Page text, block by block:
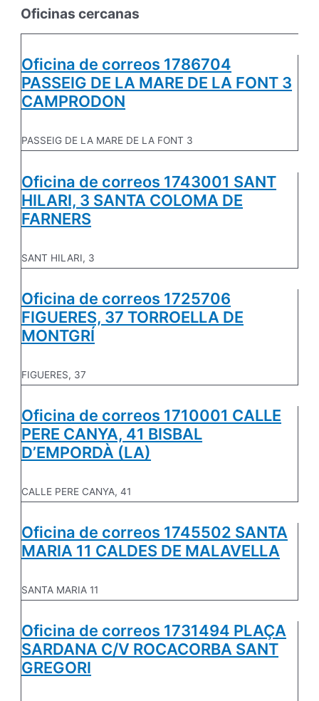
Oficinas cercanas
Oficina de correos 1786704
PASSEIG DE LA MARE DE LA FONT 3
CAMPRODON
PASSEIG DE LA MARE DE LA FONT 3
Oficina de correos 1743001 SANT
HILARI, 3 SANTA COLOMA DE
FARNERS
SANT HILARI, 3
Oficina de correos 1725706
FIGUERES, 37 TORROELLA DE
MONTGRÍ
FIGUERES, 37
Oficina de correos 1710001 CALLE
PERE CANYA, 41 BISBAL
D’EMPORDÀ (LA)
CALLE PERE CANYA, 41
Oficina de correos 1745502 SANTA
MARIA 11 CALDES DE MALAVELLA
SANTA MARIA 11
Oficina de correos 1731494 PLAÇA
SARDANA C/V ROCACORBA SANT
GREGORI